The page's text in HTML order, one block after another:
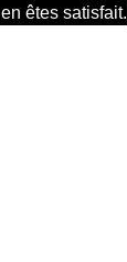
êtes satisfait.